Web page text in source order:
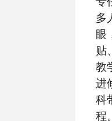
多
眼
贴
教
进
科
程